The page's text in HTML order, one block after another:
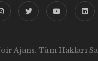
Ajans. Tüm Hakları